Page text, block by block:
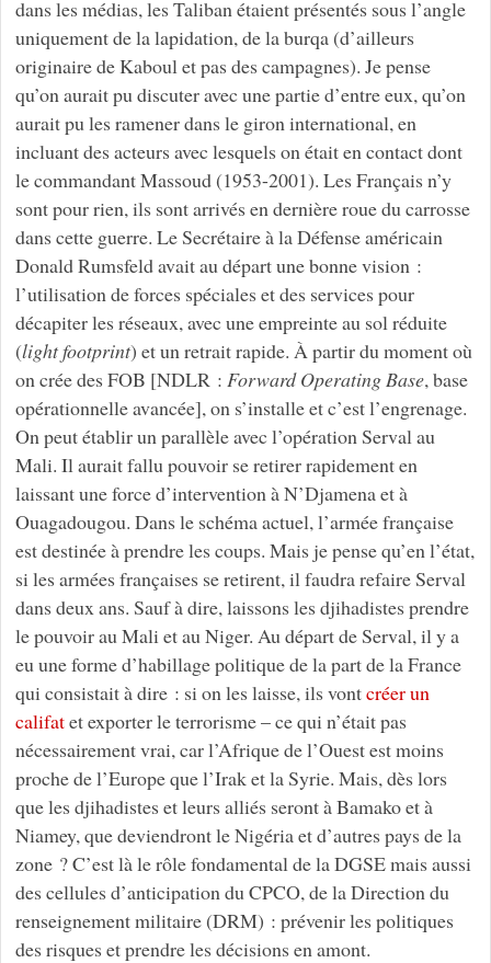
dans les médias, les Taliban étaient présentés sous l’angle
uniquement de la lapidation, de la burqa (d’ailleurs
originaire de Kaboul et pas des campagnes). Je pense
qu’on aurait pu discuter avec une partie d’entre eux, qu’on
aurait pu les ramener dans le giron international, en
incluant des acteurs avec lesquels on était en contact dont
le commandant Massoud (1953-2001). Les Français n’y
sont pour rien, ils sont arrivés en dernière roue du carrosse
dans cette guerre. Le Secrétaire à la Défense américain
Donald Rumsfeld avait au départ une bonne vision :
l’utilisation de forces spéciales et des services pour
décapiter les réseaux, avec une empreinte au sol réduite
(light footprint) et un retrait rapide. À partir du moment où
on crée des FOB [NDLR : Forward Operating Base, base
opérationnelle avancée], on s’installe et c’est l’engrenage.
On peut établir un parallèle avec l’opération Serval au
Mali. Il aurait fallu pouvoir se retirer rapidement en
laissant une force d’intervention à N’Djamena et à
Ouagadougou. Dans le schéma actuel, l’armée française
est destinée à prendre les coups. Mais je pense qu’en l’état,
si les armées françaises se retirent, il faudra refaire Serval
dans deux ans. Sauf à dire, laissons les djihadistes prendre
le pouvoir au Mali et au Niger. Au départ de Serval, il y a
eu une forme d’habillage politique de la part de la France
qui consistait à dire : si on les laisse, ils vontcréer un
califatet exporter le terrorisme – ce qui n’était pas
nécessairement vrai, car l’Afrique de l’Ouest est moins
proche de l’Europe que l’Irak et la Syrie. Mais, dès lors
que les djihadistes et leurs alliés seront à Bamako et à
Niamey, que deviendront le Nigéria et d’autres pays de la
zone ? C’est là le rôle fondamental de la DGSE mais aussi
des cellules d’anticipation du CPCO, de la Direction du
renseignement militaire (DRM) : prévenir les politiques
des risques et prendre les décisions en amont.